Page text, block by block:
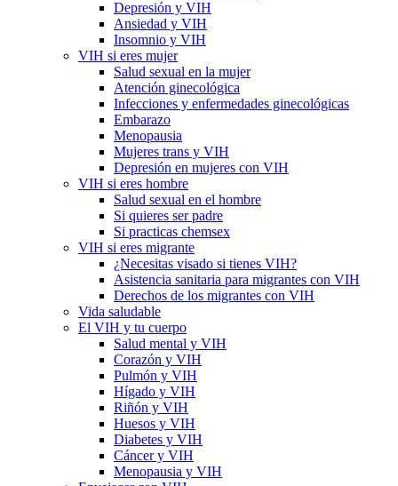
Depresión y VIH
Ansiedad y VIH
Insomnio y VIH
VIH si eres mujer
Salud sexual en la mujer
Atención ginecológica
Infecciones y enfermedades ginecológicas
Embarazo
Menopausia
Mujeres trans y VIH
Depresión en mujeres con VIH
VIH si eres hombre
Salud sexual en el hombre
Si quieres ser padre
Si practicas chemsex
VIH si eres migrante
¿Necesitas visado si tienes VIH?
Asistencia sanitaria para migrantes con VIH
Derechos de los migrantes con VIH
Vida saludable
El VIH y tu cuerpo
Salud mental y VIH
Corazón y VIH
Pulmón y VIH
Hígado y VIH
Riñón y VIH
Huesos y VIH
Diabetes y VIH
Cáncer y VIH
Menopausia y VIH